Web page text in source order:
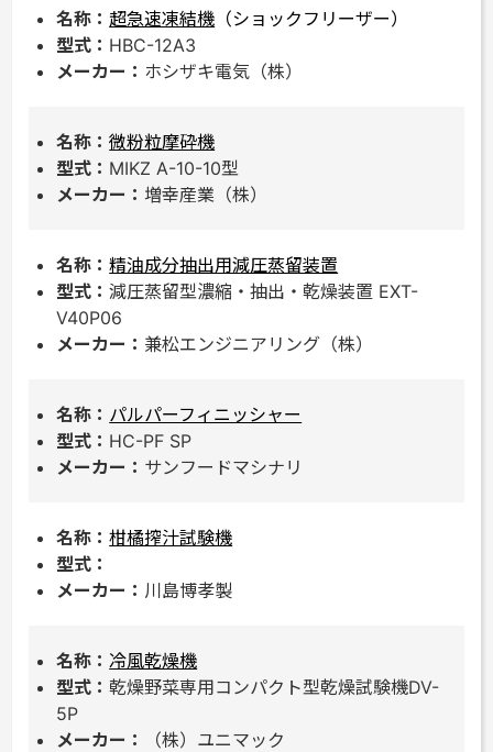
超急速凍結機 （ショックフリーザー）
HBC-12A3
ホシザキ電気（株）
微粉粒摩砕機
MIKZ A-10-10型
増幸産業（株）
精油成分抽出用減圧蒸留装置
減圧蒸留型濃縮・抽出・乾燥装置 EXT-
V40P06
兼松エンジニアリング（株）
パルパーフィニッシャー
HC-PF SP
サンフードマシナリ
柑橘搾汁試験機
川島博孝製
冷風乾燥機
乾燥野菜専用コンパクト型乾燥試験機DV-
5P
（株）ユニマック